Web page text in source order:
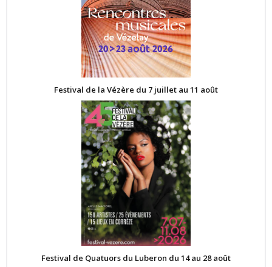
Festival de la Vézère du 7 juillet au 11 août
Festival de Quatuors du Luberon du 14 au 28 août